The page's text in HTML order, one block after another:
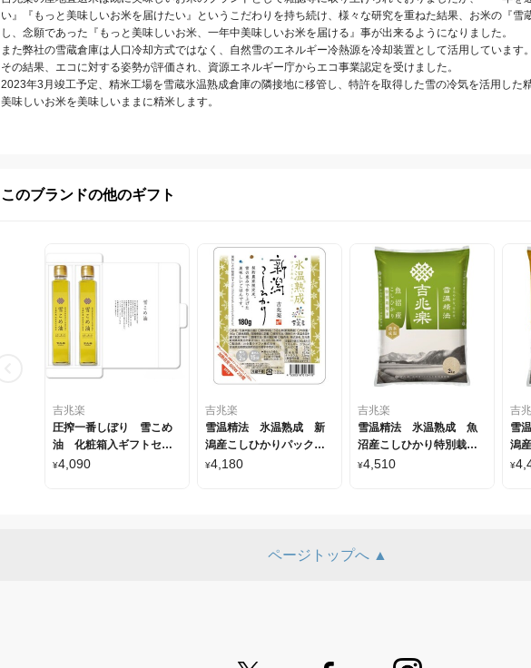
い』『もっと美味しいお米を届けたい』というこだわりを持ち続け、様々な研究を重ねた結果、お米の『雪
し、念願であった『もっと美味しいお米、一年中美味しいお米を届ける』事が出来るようになりました。
また弊社の雪蔵倉庫は人口冷却方式ではなく、自然雪のエネルギー冷熱源を冷却装置として活用しています。
その結果、エコに対する姿勢が評価され、資源エネルギー庁からエコ事業認定を受けました。
2023年3月竣工予定、精米工場を雪蔵氷温熟成倉庫の隣接地に移管し、特許を取得した雪の冷気を活用した
美味しいお米を美味しいままに精米します。
このブランドの他のギフト
吉兆楽
圧搾一番しぼり 雪こめ
油 化粧箱入ギフトセッ
ト
¥4,090
吉兆楽
雪温精法 氷温熟成 新
潟産こしひかりパックご
はん 180g×12パック
¥4,180
吉兆楽
雪温精法 氷温熟成 魚
沼産こしひかり特別栽培
米（窒素充填包装） 2kg
¥4,510
吉
雪
潟
米
¥
ページトップへ ▲